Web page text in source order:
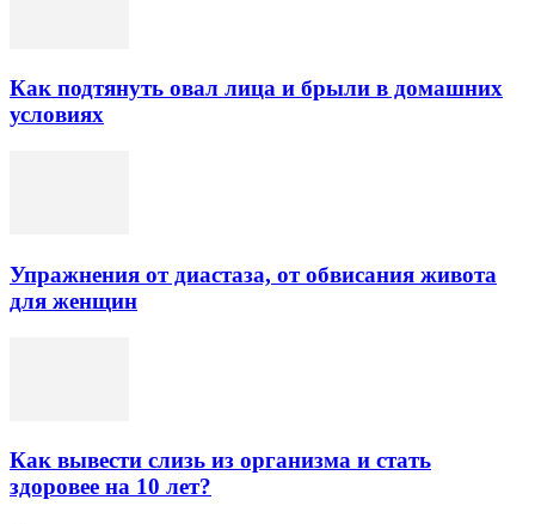
Как подтянуть овал лица и брыли в домашних
условиях
Упражнения от диастаза, от обвисания живота
для женщин
Как вывести слизь из организма и стать
здоровее на 10 лет?